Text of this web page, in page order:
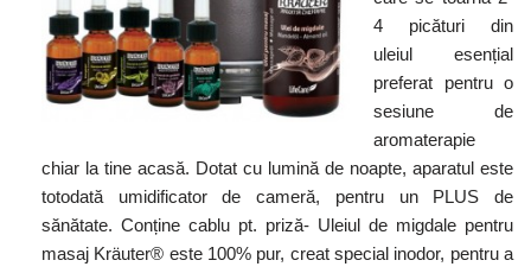
4 picături din
uleiul esențial
preferat pentru o
sesiune de
aromaterapie
chiar la tine acasă. Dotat cu lumină de noapte, aparatul este
totodată umidificator de cameră, pentru un PLUS de
sănătate. Conține cablu pt. priză- Uleiul de migdale pentru
masaj Kräuter® este 100% pur, creat special inodor, pentru a